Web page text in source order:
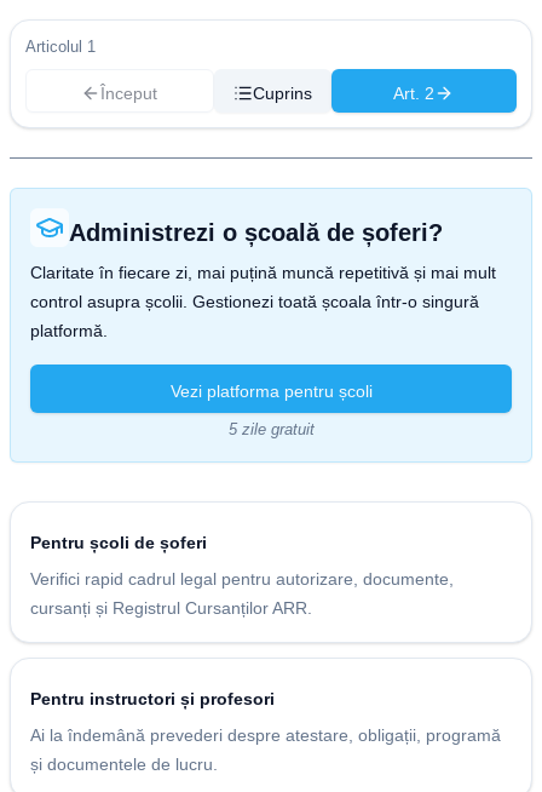
Articolul 1
Început Cuprins Art. 2
Administrezi o școală de șoferi?
Claritate în fiecare zi, mai puțină muncă repetitivă și mai mult
control asupra școlii. Gestionezi toată școala într-o singură
platformă.
Vezi platforma pentru școli
5 zile gratuit
Pentru școli de șoferi
Verifici rapid cadrul legal pentru autorizare, documente,
cursanți și Registrul Cursanților ARR.
Pentru instructori și profesori
Ai la îndemână prevederi despre atestare, obligații, programă
și documentele de lucru.